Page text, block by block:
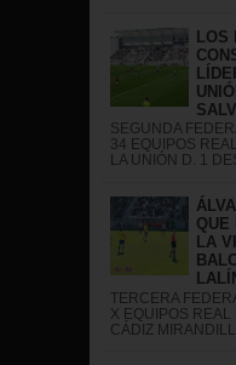
SEGUNDA
34 EQUIPOS
LA UNIÓN D. 1
QUE
LA
TERCERA
X EQUIPOS
CÁDIZ